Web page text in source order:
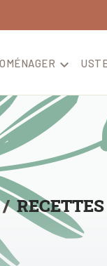

RECETTES